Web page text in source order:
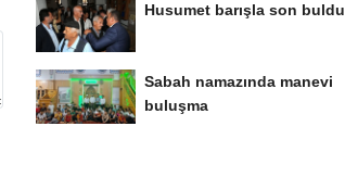
Husumet barışla son buldu
Sabah namazında manevi
buluşma